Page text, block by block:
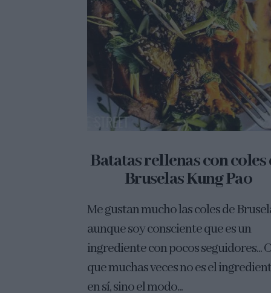
Batatas rellenas con coles
Bruselas Kung Pao
Me gustan mucho las coles de
aunque soy consciente que es un
ingrediente con pocos seguidores...
que muchas veces no es el
en sí, sino el modo...